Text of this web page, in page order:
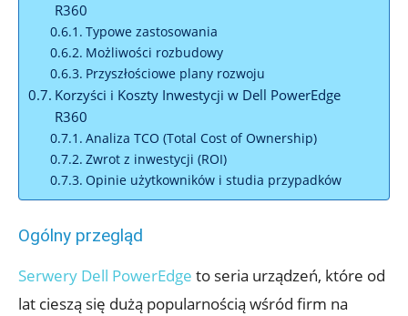
R360
Typowe zastosowania
Możliwości rozbudowy
Przyszłościowe plany rozwoju
Korzyści i Koszty Inwestycji w Dell PowerEdge
R360
Analiza TCO (Total Cost of Ownership)
Zwrot z inwestycji (ROI)
Opinie użytkowników i studia przypadków
Ogólny przegląd
Serwery Dell PowerEdge to seria urządzeń, które od
lat cieszą się dużą popularnością wśród firm na